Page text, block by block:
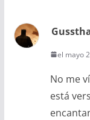
el mayo
No me
está